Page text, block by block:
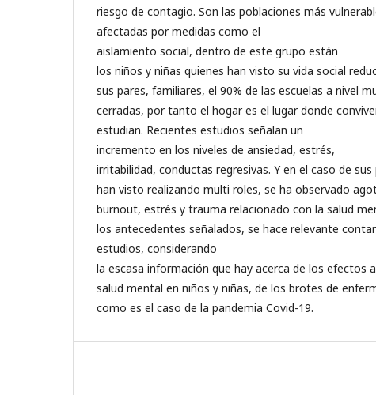
riesgo de contagio. Son las poblaciones más
afectadas por medidas como el
aislamiento social, dentro de este grupo están
los niños y niñas quienes han visto su vida social
sus pares, familiares, el 90% de las escuelas a nivel
cerradas, por tanto el hogar es el lugar donde
estudian. Recientes estudios señalan un
incremento en los niveles de ansiedad, estrés,
irritabilidad, conductas regresivas. Y en el caso de sus
han visto realizando multi roles, se ha observado
burnout, estrés y trauma relacionado con la salud
los antecedentes señalados, se hace relevante
estudios, considerando
la escasa información que hay acerca de los efectos
salud mental en niños y niñas, de los brotes de
como es el caso de la pandemia Covid-19.